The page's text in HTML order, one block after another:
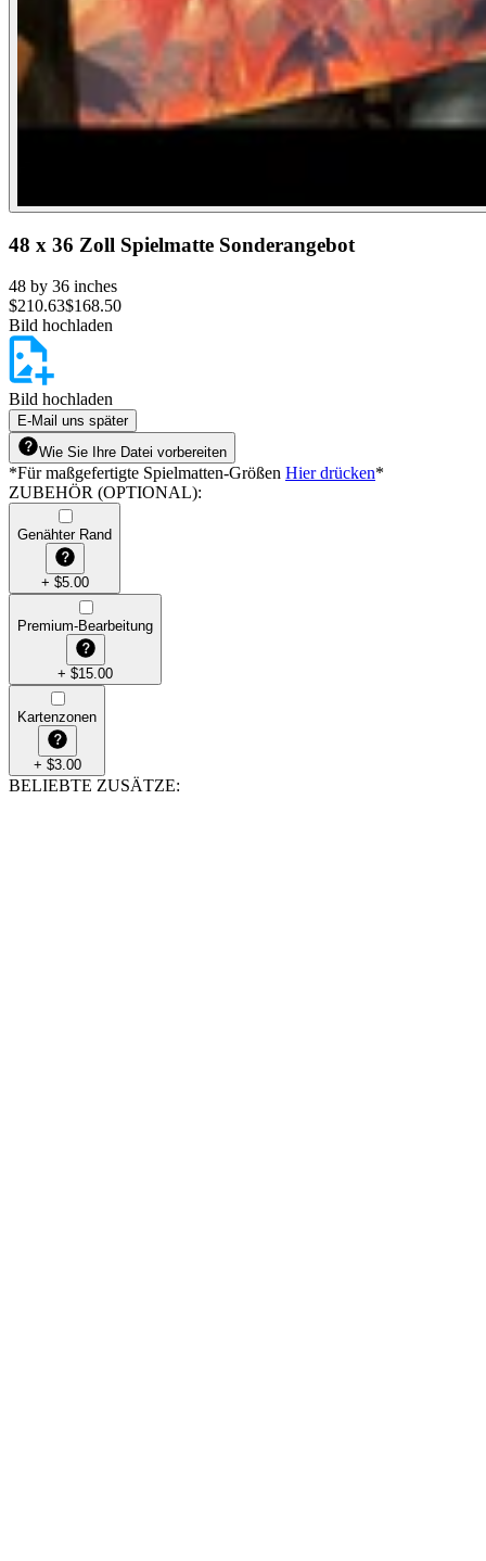
48 x 36 Zoll Spielmatte Sonderangebot
48 by 36 inches
$210.63$168.50
Bild hochladen
Bild hochladen
E-Mail uns später
Wie Sie Ihre Datei vorbereiten
*Für maßgefertigte Spielmatten-Größen Hier drücken*
ZUBEHÖR (OPTIONAL):
Genähter Rand
+ $5.00
Premium-Bearbeitung
+ $15.00
Kartenzonen
+ $3.00
BELIEBTE ZUSÄTZE: